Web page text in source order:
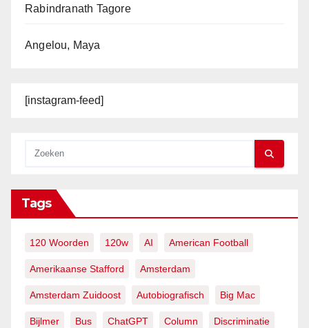
Rabindranath Tagore
Angelou, Maya
[instagram-feed]
Tags
120 Woorden 120w AI American Football
Amerikaanse Stafford Amsterdam
Amsterdam Zuidoost Autobiografisch Big Mac
Bijlmer Bus ChatGPT Column Discriminatie